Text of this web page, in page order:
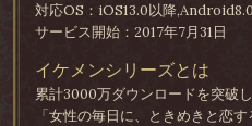
対応OS：iOS13.0以降
サービス開始：2017年7月31日
イケメンシリーズとは
累計3000万ダウンロードを突破
「女性の毎日に、ときめきと恋